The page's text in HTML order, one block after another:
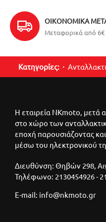
ΟΙΚΟΝΟΜΙΚΆ
Μεταφορικά από 6€
Κατηγορίες:
Η εταιρεία NKmoto, μετά
στο χώρο των
εποχή παρουσιάζοντας
μέσω του ηλεκτρονικού
Διευθύνση: Θηβών 298,
Τηλέφωνο: 2130454926
E-mail: info@nkmoto.gr